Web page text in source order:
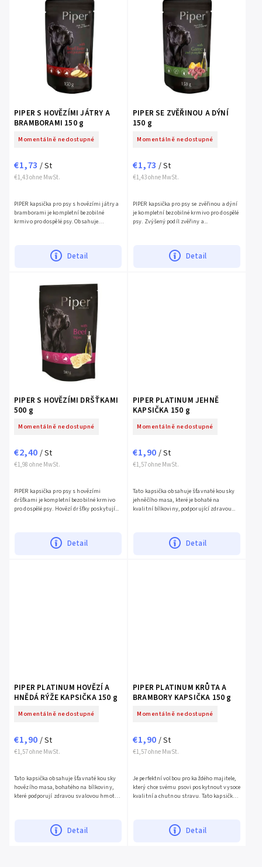
PIPER S HOVĚZÍMI JÁTRY A
BRAMBORAMI 150 g
Momentálně nedostupné
€1,43 ohne MwSt.
€1,73 / St
Detail
PIPER kapsička pro psy s hovězími játry a
bramborami je kompletní bezobilné
krmivo pro dospělé psy. Obsahuje
PIPER SE ZVĚŘINOU A DÝNÍ
150 g
Momentálně nedostupné
€1,43 ohne MwSt.
€1,73 / St
Detail
PIPER kapsička pro psy se zvěřinou a dýní
je kompletní bezobilné krmivo pro dospělé
psy. Zvýšený podíl zvěřiny a...
PIPER S HOVĚZÍMI DRŠŤKAMI
500 g
Momentálně nedostupné
€1,98 ohne MwSt.
€2,40 / St
Detail
PIPER kapsička pro psy s hovězími
dršťkami je kompletní bezobilné krmivo
pro dospělé psy. Hovězí dršťky poskytují...
PIPER PLATINUM JEHNĚ
KAPSIČKA 150 g
Momentálně nedostupné
€1,57 ohne MwSt.
€1,90 / St
Detail
Tato kapsička obsahuje šťavnaté kousky
jehněčího masa, které je bohaté na
kvalitní bílkoviny, podporující zdravou...
PIPER PLATINUM HOVĚZÍ A
HNĚDÁ RÝŽE KAPSIČKA 150 g
Momentálně nedostupné
€1,57 ohne MwSt.
€1,90 / St
Detail
Tato kapsička obsahuje šťavnaté kousky
hovězího masa, bohatého na bílkoviny,
které podporují zdravou svalovou hmotu a
PIPER PLATINUM KRŮTA A
BRAMBORY KAPSIČKA 150 g
Momentálně nedostupné
€1,57 ohne MwSt.
€1,90 / St
Detail
Je perfektní volbou pro každého majitele,
který chce svému psovi poskytnout vysoce
kvalitní a chutnou stravu. Tato kapsička